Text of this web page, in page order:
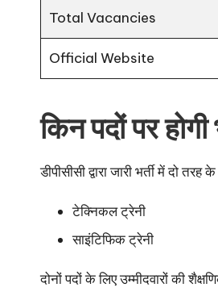
Total Vacancies
Official Website
किन पदों पर होगी
डीपीसीसी द्वारा जारी भर्ती में दो
टेक्निकल ट्रेनी
साइंटिफिक ट्रेनी
दोनों पदों के लिए उम्मीदवारों की